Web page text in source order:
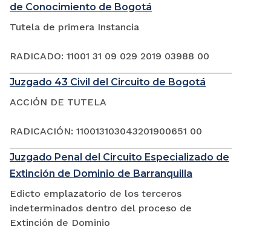
de Conocimiento de Bogotá
Tutela de primera Instancia
RADICADO: 11001 31 09 029 2019 03988 00
Juzgado 43 Civil del Circuito de Bogotá
ACCIÓN DE TUTELA
RADICACIÓN: 110013103043201900651 00
Juzgado Penal del Circuito Especializado de
Extinción de Dominio de Barranquilla
Edicto emplazatorio de los terceros
indeterminados dentro del proceso de
Extinción de Dominio